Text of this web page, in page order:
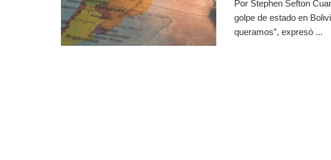
Por Stephen Sefton
golpe de estado en
queramos”, expresó ...